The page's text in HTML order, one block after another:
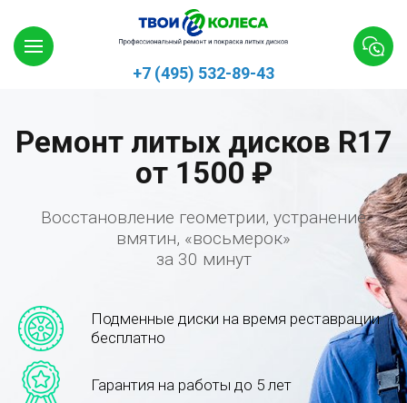
+7 (495) 532-89-43
Ремонт литых дисков R17
от 1500 ₽
Восстановление геометрии, устранение
вмятин, «восьмерок»
за 30 минут
Подменные диски на время реставрации
бесплатно
Гарантия на работы до 5 лет